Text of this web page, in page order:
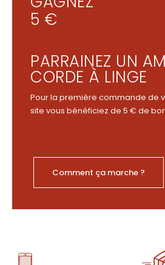
5 €
PARRAINEZ UN
CORDE À LINGE
Pour la première commande de
site vous bénéficiez de 5 € de
Comment ça marche ?